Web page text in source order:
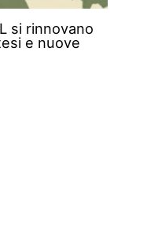
si rinnovano
e nuove